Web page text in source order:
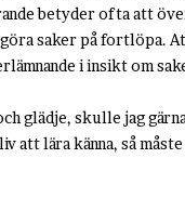
betyder ofta att
saker på fortlöpa. Att
i insikt om
glädje, skulle jag
att lära känna, så